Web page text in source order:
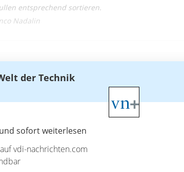
entsprechend sortieren.
Nadalin
der Technik
sofort weiterlesen
vdi-nachrichten.com